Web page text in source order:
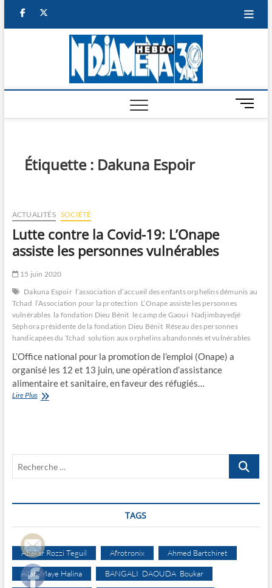
facebook
M
e
Étiquette : Dakuna Espoir
ACTUALITÉS SOCIÉTÉ
Lutte contre la Covid-19: L’Onape
assiste les personnes vulnérables
15 juin 2020
Dakuna Espoir l’association d’accueil des enfants orphelins démunis au
Tchad l’Association pour la protection L’Onape assiste les personnes
vulnérables la fondation Dieu Bénit le camp de Gaoui Nadjimbayedjé
Séphora présidente de la fondation Dieu Bénit Réseau des personnes
handicapées du Tchad solution aux orphelins abandonnés et vulnérables
L’Office national pour la promotion de l’emploi (Onape) a
organisé les 12 et 13 juin, une opération d’assistance
alimentaire et sanitaire, en faveur des réfugiés…
Lire PlusLutte
les
Recherche
TAGS
Abakar Rozzi Teguil Afrotronix Ahmed Bartchiret
Allah-Maye Halina BANGALI DAOUDA Boukar